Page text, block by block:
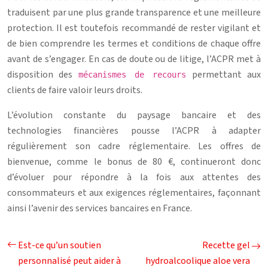
traduisent par une plus grande transparence et une meilleure
protection. Il est toutefois recommandé de rester vigilant et
de bien comprendre les termes et conditions de chaque offre
avant de s’engager. En cas de doute ou de litige, l’ACPR met à
disposition des
mécanismes de recours
permettant aux
clients de faire valoir leurs droits.
L’évolution constante du paysage bancaire et des
technologies financières pousse l’ACPR à adapter
régulièrement son cadre réglementaire. Les offres de
bienvenue, comme le bonus de 80 €, continueront donc
d’évoluer pour répondre à la fois aux attentes des
consommateurs et aux exigences réglementaires, façonnant
ainsi l’avenir des services bancaires en France.
Est-ce qu’un soutien
personnalisé peut aider à
Recette gel
hydroalcoolique aloe vera